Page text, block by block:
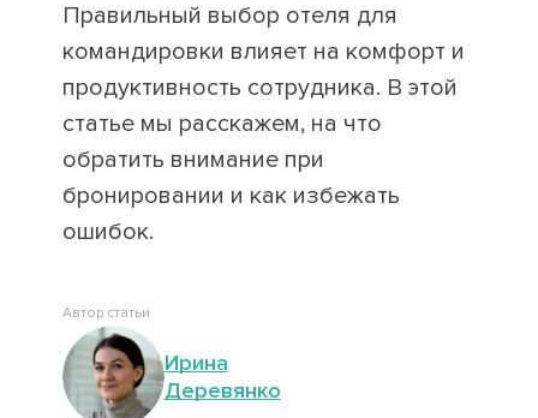
Правильный выбор отеля для
командировки влияет на комфорт и
продуктивность сотрудника. В этой
статье мы расскажем, на что
обратить внимание при
бронировании и как избежать
ошибок.
Автор статьи
Ирина
Деревянко